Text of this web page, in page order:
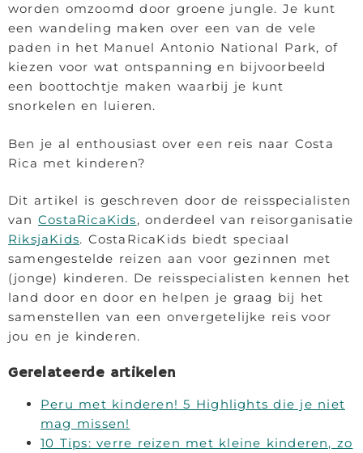
worden omzoomd door groene jungle. Je kunt
een wandeling maken over een van de vele
paden in het Manuel Antonio National Park, of
kiezen voor wat ontspanning en bijvoorbeeld
een boottochtje maken waarbij je kunt
snorkelen en luieren.
Ben je al enthousiast over een reis naar Costa
Rica met kinderen?
Dit artikel is geschreven door de reisspecialisten
van CostaRicaKids, onderdeel van reisorganisatie
RiksjaKids. CostaRicaKids biedt speciaal
samengestelde reizen aan voor gezinnen met
(jonge) kinderen. De reisspecialisten kennen het
land door en door en helpen je graag bij het
samenstellen van een onvergetelijke reis voor
jou en je kinderen.
Gerelateerde artikelen
Peru met kinderen! 5 Highlights die je niet
mag missen!
10 Tips: verre reizen met kleine kinderen, zo